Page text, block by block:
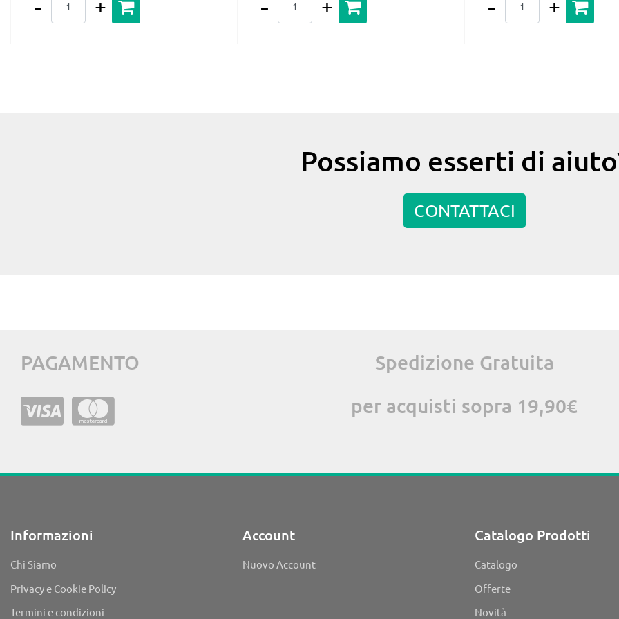
Possiamo esserti di
CONTATTACI
PAGAMENTO
Spedizione Gratuita
per acquisti sopra 19,90€
Informazioni
Chi Siamo
Privacy e Cookie Policy
Termini e condizioni
Account
Nuovo Account
Catalogo Prodotti
Catalogo
Offerte
Novità